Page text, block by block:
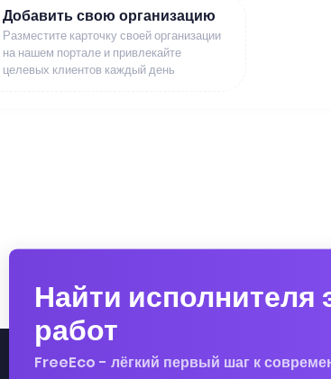
Добавить свою организацию
Разместите карточку своей организации
на нашем портале и привлекайте
целевых клиентов каждый день
Найти исполнителя
работ
FreeEco - лёгкий первый шаг к